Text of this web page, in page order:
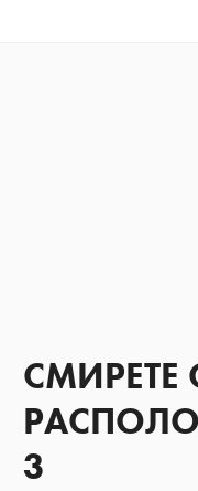
СМИРЕТЕ
3